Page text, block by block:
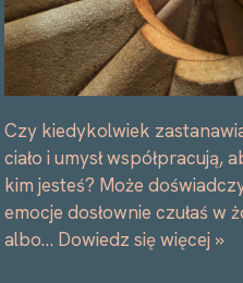
Czy kiedykolwiek
ciało i umysł współpracują,
kim jesteś? Może
emocje dosłownie czułaś w
albo… Dowiedz się więcej »